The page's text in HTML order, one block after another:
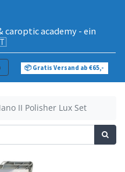
academy - ein
📦 Gratis Versand ab €65,-
II Polisher Lux Set